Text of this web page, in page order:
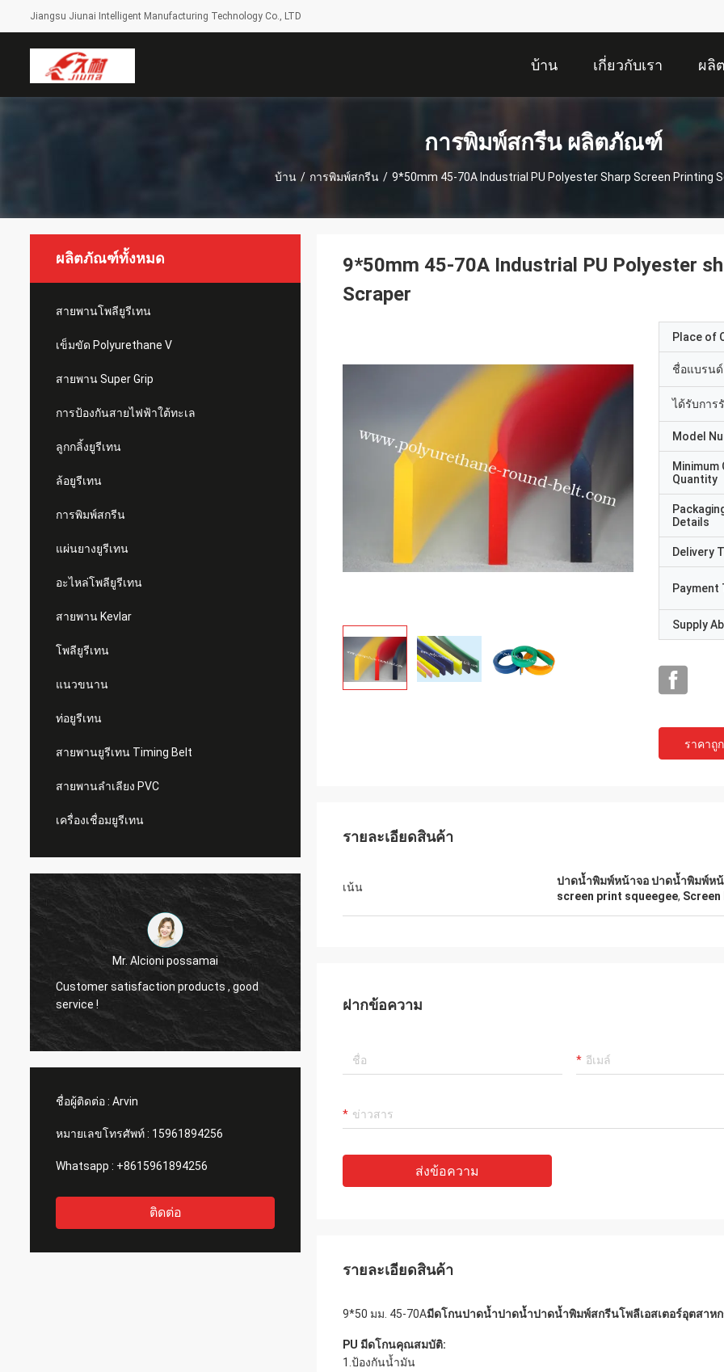
Jiangsu Jiunai Intelligent Manufacturing Technology Co., LTD
บ้าน เกี่ยวกับเรา ผลิ
การพิมพ์สกรีน ผลิตภัณฑ์
บ้าน / การพิมพ์สกรีน / 9*50mm 45-70A Industrial PU Polyester Sharp Screen Printing
ผลิตภัณฑ์ทั้งหมด
สายพานโพลียูรีเทน
เข็มขัด Polyurethane V
สายพาน Super Grip
การป้องกันสายไฟฟ้าใต้ทะเล
ลูกกลิ้งยูรีเทน
ล้อยูรีเทน
การพิมพ์สกรีน
แผ่นยางยูรีเทน
อะไหล่โพลียูรีเทน
สายพาน Kevlar
โพลียูรีเทน
แนวขนาน
ท่อยูรีเทน
สายพานยูรีเทน Timing Belt
สายพานลำเลียง PVC
เครื่องเชื่อมยูรีเทน
Mr. Alcioni possamai
Customer satisfaction products , good
service !
the belts you produced.
ชื่อผู้ติดต่อ : Arvin
หมายเลขโทรศัพท์ : 15961894256
Whatsapp : +8615961894256
ติดต่อ
9*50mm 45-70A Industrial PU Polyester
Scraper
Place of
ชื่อแบรนด์
ได้รับการ
Model
Minimum
Quantity
Details
Delivery
Payment
Supply
ราคาถู
รายละเอียดสินค้า
เน้น ปาดน้ำพิมพ์หน้าจอ ปาดน้ำพิมพ์ห
screen print squeegee,
ฝากข้อความ
ส่งข้อความ
รายละเอียดสินค้า
9*50 มม. 45-70Aมีดโกนปาดน้ำปาดน้ำปาดน้ำพิมพ์สกรีนโพลีเอสเตอร์อุตสาหก
PU มีดโกนคุณสมบัติ:
1.ป้องกันน้ำมัน